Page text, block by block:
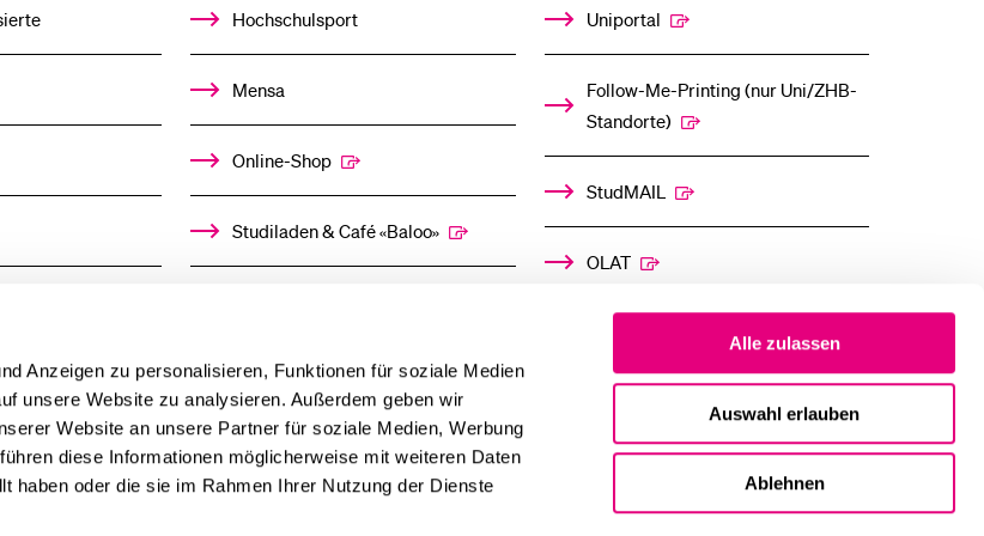
Anzeigen zu personalisieren, Funktionen für soziale Medien
unsere Website zu analysieren. Außerdem geben wir
Website an unsere Partner für soziale Medien, Werbung
diese Informationen möglicherweise mit weiteren Daten
haben oder die sie im Rahmen Ihrer Nutzung der Dienste
Alle zulassen
Auswahl erlauben
Ablehnen
Hochschulsport
Mensa
Online-Shop
Studiladen & Café «Baloo»
Uniportal
Follow-Me-Printing­ ­(nur Uni/ZHB-
Standorte)
StudMAIL
OLAT